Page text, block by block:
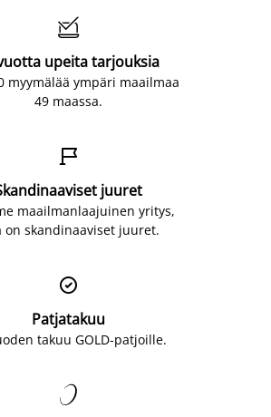

upeita tarjouksia
myymälää ympäri maailmaa
49 maassa.

juuret
maailmanlaajuinen yritys,
on skandinaaviset juuret.

Patjatakuu
takuu GOLD-patjoille.
